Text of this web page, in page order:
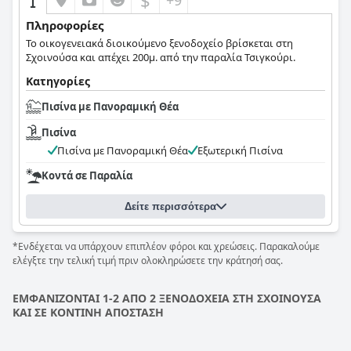
Πληροφορίες
Το οικογενειακά διοικούμενο ξενοδοχείο βρίσκεται στη
Σχοινούσα και απέχει 200μ. από την παραλία Τσιγκούρι.
Κατηγορίες
Πισίνα με Πανοραμική Θέα
Πισίνα
Πισίνα με Πανοραμική Θέα
Εξωτερική Πισίνα
Κοντά σε Παραλία
Δείτε περισσότερα
*Ενδέχεται να υπάρχουν επιπλέον φόροι και χρεώσεις. Παρακαλούμε
ελέγξτε την τελική τιμή πριν ολοκληρώσετε την κράτησή σας.
ΕΜΦΑΝΙΖΟΝΤΑΙ 1-2 ΑΠΟ 2 ΞΕΝΟΔΟΧΕΙΑ ΣΤΗ ΣΧΟΙΝΟΥΣΑ
ΚΑΙ ΣΕ ΚΟΝΤΙΝΗ ΑΠΟΣΤΑΣΗ